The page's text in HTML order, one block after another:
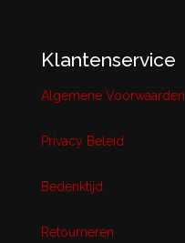
Klantenservice
Algemene Voorwaarden
Privacy Beleid
Bedenktijd
Retourneren